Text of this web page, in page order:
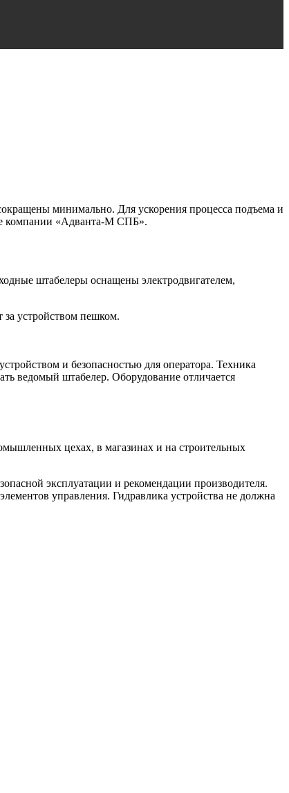
минимально. Для ускорения процесса подъема и
компании «Адванта-М СПБ».
штабелеры оснащены электродвигателем,
устройством пешком.
и безопасностью для оператора. Техника
ведомый штабелер. Оборудование отличается
цехах, в магазинах и на строительных
эксплуатации и рекомендации производителя.
управления. Гидравлика устройства не должна